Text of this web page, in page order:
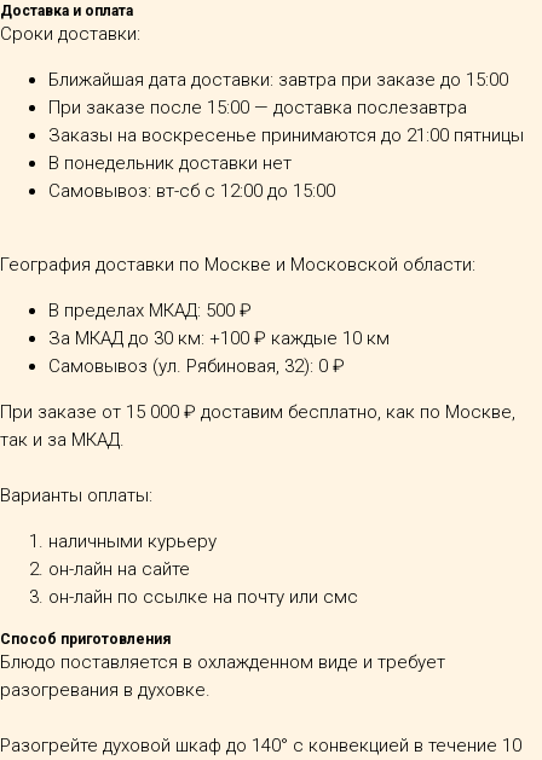
Доставка и оплата
Сроки доставки:
Ближайшая дата доставки: завтра при заказе до 15:00
При заказе после 15:00 — доставка послезавтра
Заказы на воскресенье принимаются до 21:00 пятницы
В понедельник доставки нет
Самовывоз: вт-сб с 12:00 до 15:00
География доставки по Москве и Московской области:
В пределах МКАД: 500 ₽
За МКАД до 30 км: +100 ₽ каждые 10 км
Самовывоз (ул. Рябиновая, 32): 0 ₽
При заказе от 15 000 ₽ доставим бесплатно, как по Москве,
так и за МКАД.
Варианты оплаты:
наличными курьеру
он-лайн на сайте
он-лайн по ссылке на почту или смс
Способ приготовления
Блюдо поставляется в охлажденном виде и требует
разогревания в духовке.
Разогрейте духовой шкаф до 140° с конвекцией в течение 10